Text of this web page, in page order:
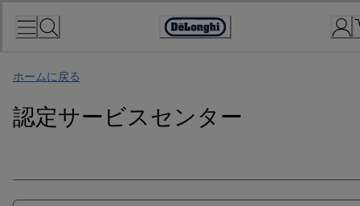
Accessibility
ホームに戻る
認定サービスセンター